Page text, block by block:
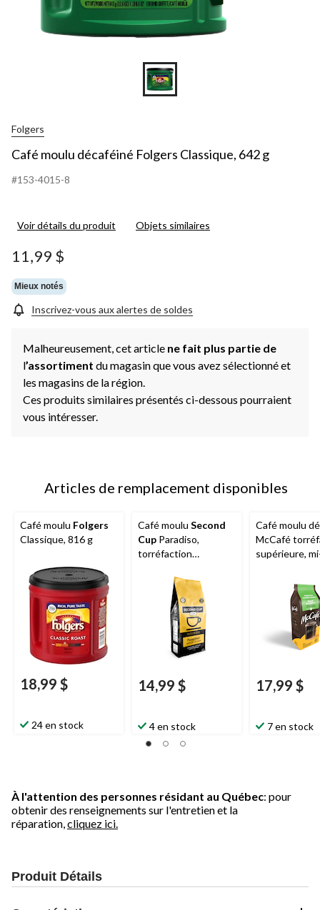
Folgers
Café moulu décaféiné Folgers Classique, 642 g
#153-4015-8
Voir détails du produit Objets similaires
11,99 $
Mieux notés
Inscrivez-vous aux alertes de soldes
Malheureusement, cet article ne fait plus partie de
l’assortiment du magasin que vous avez sélectionné et
les magasins de la région.
Ces produits similaires présentés ci-dessous pourraient
vous intéresser.
Articles de remplacement disponibles
Café moulu Folgers
Classique, 816 g
18,99 $
24 en stock
Café moulu Second
Cup Paradiso,
torréfaction
14,99 $
4 en stock
Café moulu
McCafé
supérieure,
17,99 $
7 en stock
À l'attention des personnes résidant au Québec: pour
obtenir des renseignements sur l'entretien et la
réparation, cliquez ici.
Produit Détails